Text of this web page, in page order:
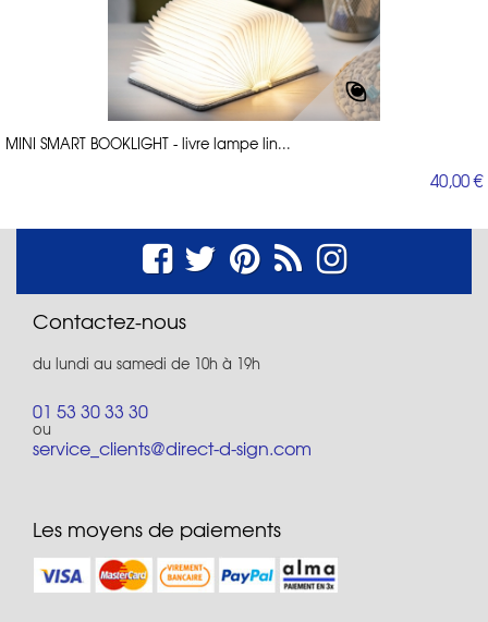
MINI SMART BOOKLIGHT - livre lampe lin...
40,00 €
Contactez-nous
du lundi au samedi de 10h à 19h
01 53 30 33 30
ou
service_clients@direct-d-sign.com
Les moyens de paiements